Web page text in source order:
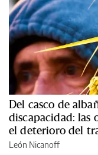
Del casco de
discapacidad: las
el deterioro del
León Nicanoff